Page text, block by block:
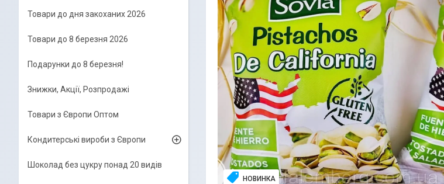
НОВИНКА
Товари до дня закоханих 2026
Товари до 8 березня 2026
Подарунки до 8 березня!
Знижки, Акції, Розпродажі
Товари з Європи Оптом
Кондитерські вироби з Європи
Шоколад без цукру понад 20 видів